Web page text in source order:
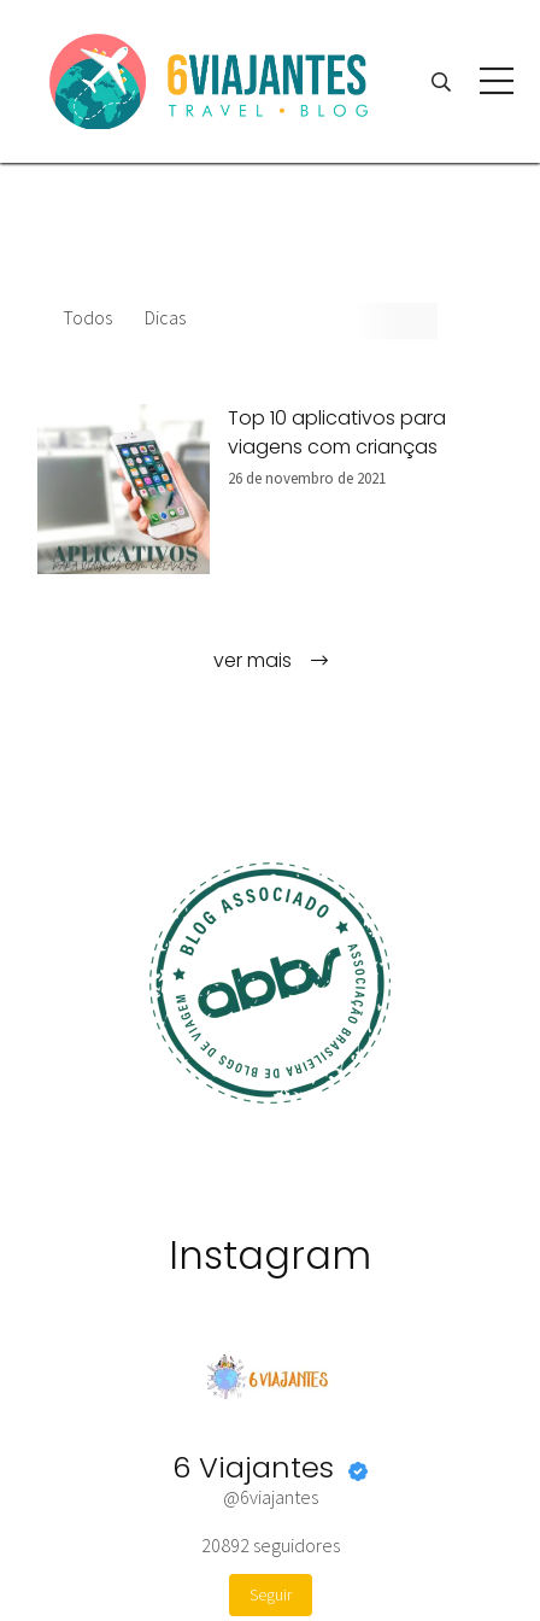
Todos Dicas
Top 10 aplicativos para
viagens com crianças
26 de novembro de 2021
ver mais
Instagram
6 Viajantes
@6viajantes
20892 seguidores
Seguir